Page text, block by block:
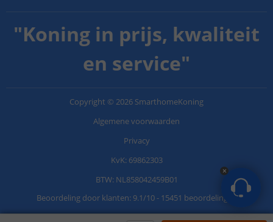
"Koning in prijs, kwaliteit
en service"
Copyright © 2026 SmarthomeKoning
Algemene voorwaarden
Privacy
KvK: 69862303
BTW: NL858042459B01
Beoordeling door klanten: 9.1/10- 15451 beoordelingen